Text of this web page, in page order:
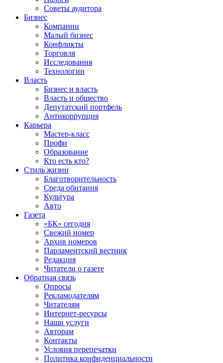
Советы аудитора
Бизнес
Компании
Малый бизнес
Конфликты
Торговля
Исследования
Технологии
Власть
Бизнес и власть
Власть и общество
Депутатский портфель
Антикоррупция
Карьера
Мастер-класс
Профи
Образование
Кто есть кто?
Стиль жизни
Благотворительность
Среда обитания
Культура
Авто
Газета
«БК» сегодня
Свежий номер
Архив номеров
Парламентский вестник
Редакция
Читатели о газете
Обратная связь
Опросы
Рекламодателям
Читателям
Интернет-ресурсы
Наши услуги
Авторам
Контакты
Условия перепечатки
Политика конфиденциальности